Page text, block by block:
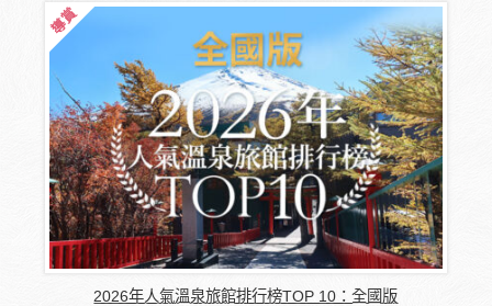
2026年人氣溫泉旅館排行榜TOP 10：全國版